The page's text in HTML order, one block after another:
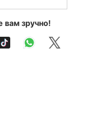
вам зручно!